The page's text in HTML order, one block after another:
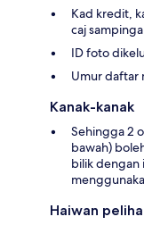
Kad kredit,
caj
ID foto
Umur daftar
Kanak-kanak
Sehingga 2
bawah)
bilik dengan
Haiwan